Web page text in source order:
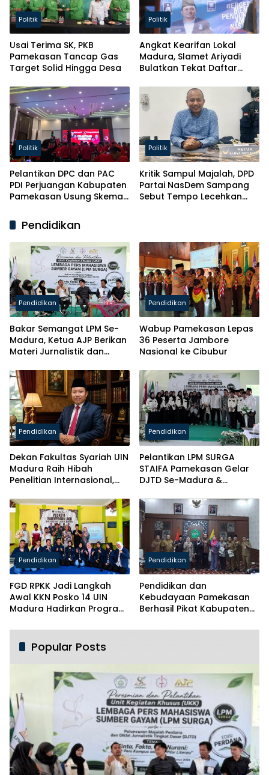
Politik
Usai Terima SK, PKB
Pamekasan Tancap Gas
Target Solid Hingga Desa
Politik
Angkat Kearifan Lokal
Madura, Slamet Ariyadi
Bulatkan Tekat Daftar
Politik
Pelantikan DPC dan PAC
PDI Perjuangan Kabupaten
Pamekasan Usung Skema
Politik
Kritik Sampul Majalah, DPD
Partai NasDem Sampang
Sebut Tempo Lecehkan
Pendidikan
Pendidikan
Bakar Semangat LPM Se-
Madura, Ketua AJP Berikan
Materi Jurnalistik dan
Pendidikan
Wabup Pamekasan Lepas
36 Peserta Jambore
Nasional ke Cibubur
Pendidikan
Dekan Fakultas Syariah UIN
Madura Raih Hibah
Penelitian Internasional,
Kancah Global
Pendidikan
Pelantikan LPM SURGA
STAIFA Pamekasan Gelar
DJTD Se-Madura &
Pendidikan
FGD RPKK Jadi Langkah
Awal KKN Posko 14 UIN
Madura Hadirkan Program
Pendidikan
Pendidikan dan
Kebudayaan Pamekasan
Berhasil Pikat Kabupaten
Popular Posts